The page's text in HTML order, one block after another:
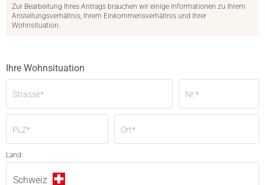
Zur Bearbeitung Ihres Antrags brauchen wir einige Informationen zu Ihrem
Anstellungsverhältnis, Ihrem Einkommensverhältnis und Ihrer
Wohnsituation.
Ihre Wohnsituation
Strasse* Nr.*
PLZ* Ort*
Land:
Schweiz